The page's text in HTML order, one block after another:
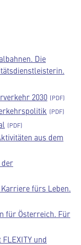
Die
2030
aus dem
der
fürs Leben.
für Österreich. Für
und